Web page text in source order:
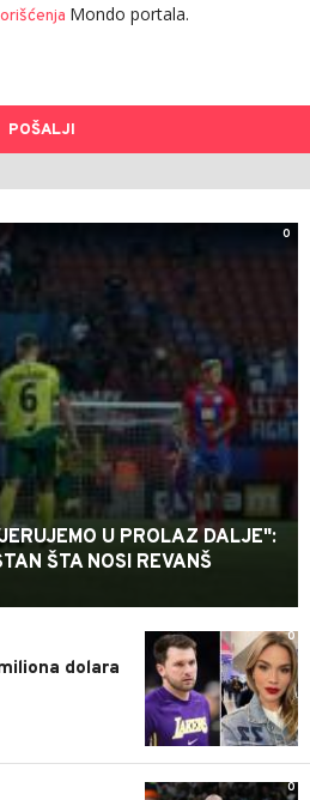
Mondo portala.
POŠALJI
0
U PROLAZ DALJE":
ŠTA NOSI REVANŠ
0
dolara
0